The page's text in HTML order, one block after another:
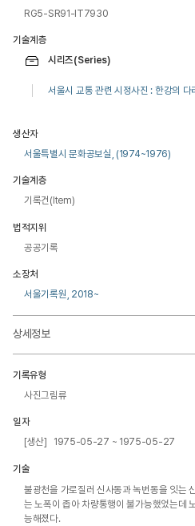
RG5-SR91-IT7930
기술계층
시리즈(Series)
서울시 교통 관련 시정사진 : 한강의 다
생산자
서울특별시 문화공보실, (1974~1976)
기술계층
기록건(Item)
법적지위
공공기록
소장처
서울기록원, 2018~
상세정보
기록유형
사진그림류
일자
[생산] 1975-05-27 ~ 1975-05-27
기술
불광천을 가로질러 신사동과 녹번동을 잇는
는 노폭이 좁아 차량통행이 불가능했었는데
능해졌다.